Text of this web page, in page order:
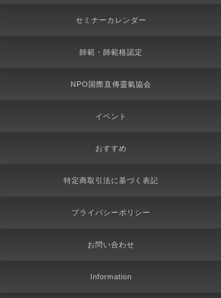
セミナーカレンダー
師範・師範格認定
NPO国際直傳靈氣協会
イベント
おすすめ
特定商取引法に基づく表記
プライバシーポリシー
お問い合わせ
Information